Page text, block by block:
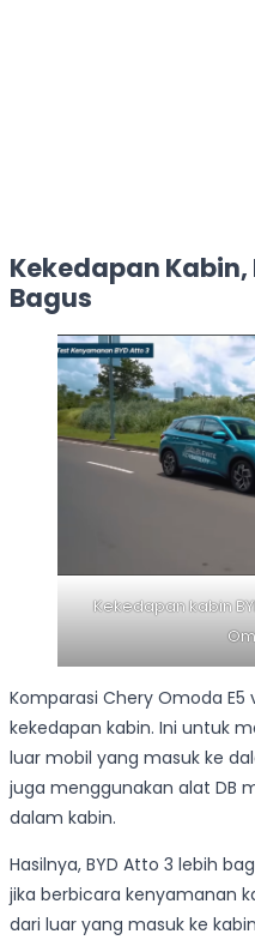
Kekedapan Kabin,
Bagus
Kekedapan kabin
Komparasi Chery Omoda E5
kekedapan kabin. Ini untuk
luar mobil yang masuk ke
juga menggunakan alat DB
dalam kabin.
Hasilnya, BYD Atto 3 lebih
jika berbicara kenyamanan
dari luar yang masuk ke